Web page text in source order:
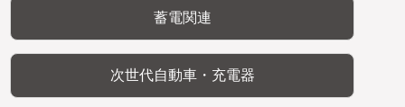
蓄電関連
次世代自動車・充電器